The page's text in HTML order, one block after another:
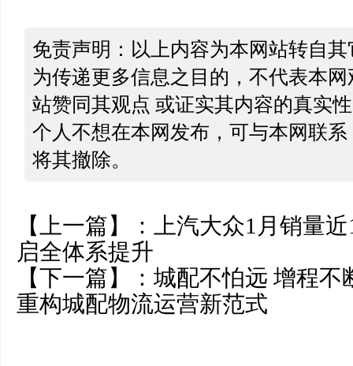
免责声明：以上内容为本网站转自
为传递更多信息之目的，不代表本
站赞同其观点 或证实其内容的真实
个人不想在本网发布，可与本网联
将其撤除。
【上一篇】：
上汽大众1月销量
启全体系提升
【下一篇】： 城配不怕远 增程不
重构城配物流运营新范式